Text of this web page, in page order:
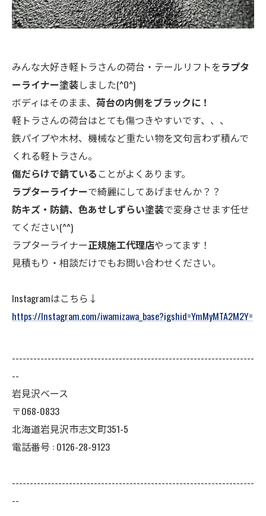
みんな大好き軽トラさんの荷台・テールリフトをラプタ
ーライナー塗装しました(^O^)
ボディはそのまま、 荷台の内側をブラックに！
軽トラさんの荷台はとても傷つきやすいです、、、
鉄パイプや木材、機械など重たい物を文句言わず積んで
くれる軽トラさん。
傷だらけで錆ている ことがよくあります。
ラプターライナーで綺麗にしてあげませんか？？
防キズ・防錆、色あせしずらい塗装で変身させます任せ
てください(^^)
ラプターライナー正規施工代理店やってます！
見積もり・相談だけでもお問い合わせください。
Instagramはこちら↓
https://Instagram.com/iwamizawa_base?igshid=YmMyMTA2M2Y=
--------------------------------------------------------------------
--
岩見沢ベース
〒068-0833
北海道岩見沢市志文町351-5
電話番号 : 0126-28-9123
--------------------------------------------------------------------
--